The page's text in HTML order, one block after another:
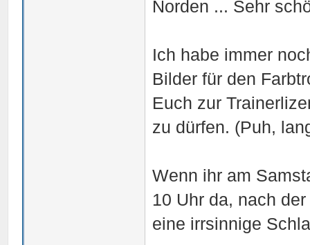
Norden ... Sehr
Ich habe immer
Bilder für den
Euch zur
zu dürfen. (Puh,
Wenn ihr am
10 Uhr da, nach
eine irrsinnige